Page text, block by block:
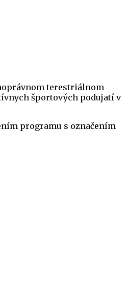
terestriálnom
športových podujatí v
programu s označením